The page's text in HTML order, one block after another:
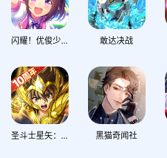
闪耀！优俊少女 敢达决战
圣斗士星矢：重生 黑猫奇闻社